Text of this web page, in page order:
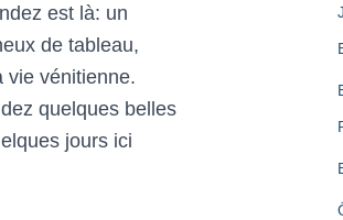
est là: un
de tableau,
vie vénitienne.
quelques belles
jours ici